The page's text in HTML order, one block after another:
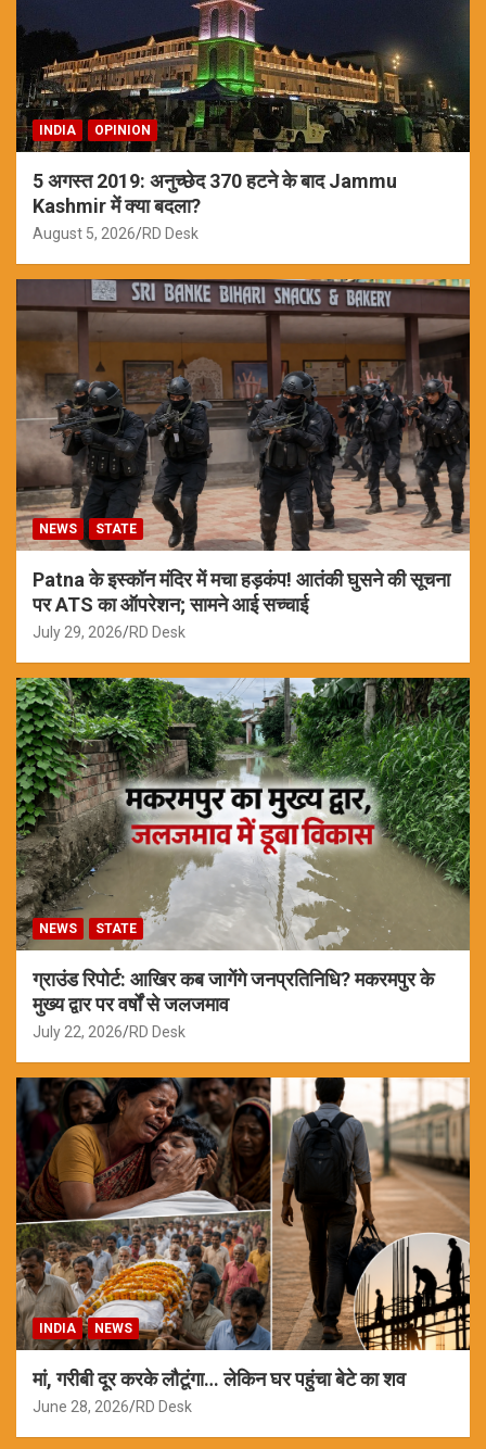
INDIA OPINION
5 अगस्त 2019: अनुच्छेद 370 हटने के बाद Jammu
Kashmir में क्या बदला?
August 5, 2026 RD Desk
NEWS STATE
Patna के इस्कॉन मंदिर में मचा हड़कंप! आतंकी घुसने की सूचना
पर ATS का ऑपरेशन; सामने आई सच्चाई
July 29, 2026 RD Desk
NEWS STATE
ग्राउंड रिपोर्ट: आखिर कब जागेंगे जनप्रतिनिधि? मकरमपुर के
मुख्य द्वार पर वर्षों से जलजमाव
July 22, 2026 RD Desk
INDIA NEWS
मां, गरीबी दूर करके लौटूंगा… लेकिन घर पहुंचा बेटे का शव
June 28, 2026 RD Desk